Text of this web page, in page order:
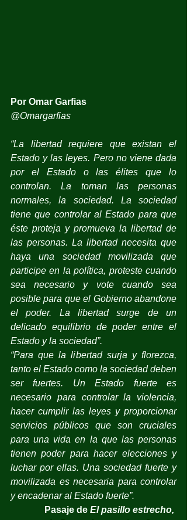
Por Omar Garfias
@Omargarfias
“La libertad requiere que existan el
Estado y las leyes. Pero no viene dada
por el Estado o las élites que lo
controlan. La toman las personas
normales, la sociedad. La sociedad
tiene que controlar al Estado para que
éste proteja y promueva la libertad de
las personas. La libertad necesita que
haya una sociedad movilizada que
participe en la política, proteste cuando
sea necesario y vote cuando sea
posible para que el Gobierno abandone
el poder. La libertad surge de un
delicado equilibrio de poder entre el
Estado y la sociedad”.
“Para que la libertad surja y florezca,
tanto el Estado como la sociedad deben
ser fuertes. Un Estado fuerte es
necesario para controlar la violencia,
hacer cumplir las leyes y proporcionar
servicios públicos que son cruciales
para una vida en la que las personas
tienen poder para hacer elecciones y
luchar por ellas. Una sociedad fuerte y
movilizada es necesaria para controlar
y encadenar al Estado fuerte”.
Pasaje de El pasillo estrecho,